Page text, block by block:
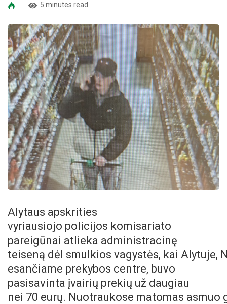
5 minutes read
Alytaus apskrities
vyriausiojo policijos komisariato
pareigūnai atlieka administracinę
teiseną dėl smulkios vagystės, kai Alytuje,
esančiame prekybos centre, buvo
pasisavinta įvairių prekių už daugiau
nei 70 eurų. Nuotraukose matomas asmuo